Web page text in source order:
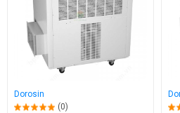
Dorosin
(0)